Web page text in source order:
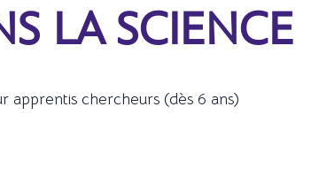
LA SCIENCE
apprentis chercheurs (dès 6 ans)